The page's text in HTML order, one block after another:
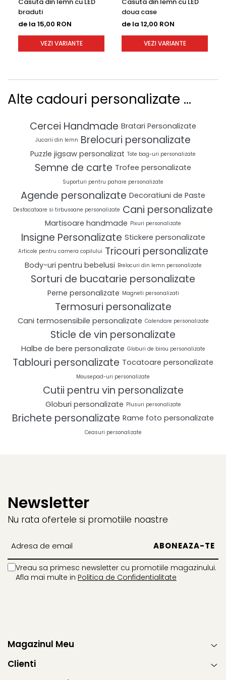
Casuta din lemn cu LED
braduti
de la 15,00 RON
VEZI VARIANTE
Casuta din lemn cu LED
doua case
de la 12,00 RON
VEZI VARIANTE
Alte cadouri personalizate ...
Cercei Handmade Bratari Personalizate
Jucarii din lemn Brelocuri personalizate
Puzzle jigsaw personalizat Tote bag-uri personalizate
Semne de carte Trofee personalizate
Suporturi pentru pahare personalizate
Agende personalizate Decoratiuni de Paste
Desfacatoare si tirbusoane personalizate Cani personalizate
Martisoare handmade Pixuri personalizate
Insigne Personalizate Stickere personalizate
Articole pentru camera copilului Tricouri personalizate
Body-uri pentru bebelusi Brelocuri din lemn personalizate
Sorturi de bucatarie personalizate
Perne personalizate Magneti personalizati
Termosuri personalizate
Cani termosensibile personalizate Calendare personalizate
Sticle de vin personalizate
Halbe de bere personalizate Globuri de birou personalizate
Tablouri personalizate Tocatoare personalizate
Mousepad-uri personalizate
Cutii pentru vin personalizate
Globuri personalizate Plusuri personalizate
Brichete personalizate Rame foto personalizate
Ceasuri personalizate
Newsletter
Nu rata ofertele si promotiile noastre
Vreau sa primesc newsletter cu promotiile magazinului.
Afla mai multe in Politica de Confidentialitate
Magazinul Meu
Clienti